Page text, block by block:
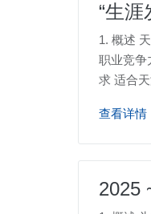
“生
1. 概述
职业竞争力” 微专业招生人数如下： 北洋园
求 适合
查看详情
2025